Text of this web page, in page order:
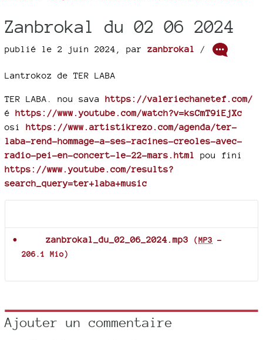
Zanbrokal du 02 06 2024
publié le 2 juin 2024 par zanbrokal /
Lantrokoz de TER LABA
TER LABA. nou sava https://valeriechanetef.com/
é https://www.youtube.com/watch?v=ksCmT9iEjXc
osi https://www.artistikrezo.com/agenda/ter-
laba-rend-hommage-a-ses-racines-creoles-avec-
radio-pei-en-concert-le-22-mars.html
pou fini
https://www.youtube.com/results?
search_query=ter+laba+music
zanbrokal_du_02_06_2024.mp3 (MP3 -
206.1 Mio)
Ajouter un commentaire